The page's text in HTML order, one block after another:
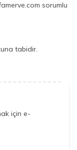
sorumlu
tabidir.
için e-